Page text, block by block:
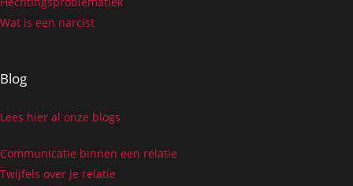
Wat is een narcist
Blog
Lees hier al onze blogs
Communicatie binnen een relatie
Twijfels over je relatie